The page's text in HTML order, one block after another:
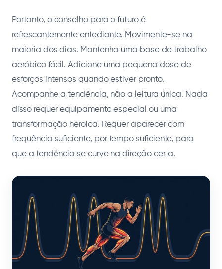
Portanto, o conselho para o futuro é
refrescantemente entediante. Movimente-se na
maioria dos dias. Mantenha uma base de trabalho
aeróbico fácil. Adicione uma pequena dose de
esforços intensos quando estiver pronto.
Acompanhe a tendência, não a leitura única. Nada
disso requer equipamento especial ou uma
transformação heroica. Requer aparecer com
frequência suficiente, por tempo suficiente, para
que a tendência se curve na direção certa.